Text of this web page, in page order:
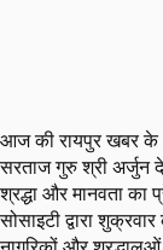
आज की रायपुर खबर के
सरताज गुरु श्री अर्जुन
श्रद्धा और मानवता
सोसाइटी द्वारा